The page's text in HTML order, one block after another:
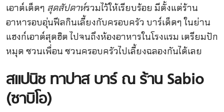
เอาต์เด็ดๆ สุดสัปดาห์รวมไว้ให้เรียบร้อย มีตั้งแต่ร้าน
อาหารอบอุ่นฟีลกินเลี้ยงกับครอบครัว บาร์เด็ดๆ ในย่าน
แฮงก์เอาต์สุดฮิต ไปจนถึงห้องอาหารในโรงแรม เตรียมปัก
หมุด ชวนเพื่อน ชวนครอบครัวไปเลี้ยงฉลองกันได้เลย
สแปนิช ทาปาส บาร์ ณ ร้าน Sabio
(ซาบิโอ)